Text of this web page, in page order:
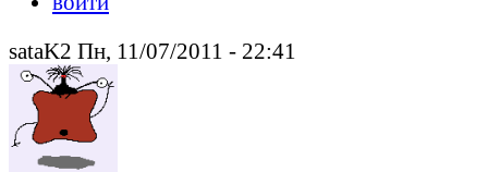
sataK2 Пн, 11/07/2011 - 22:41